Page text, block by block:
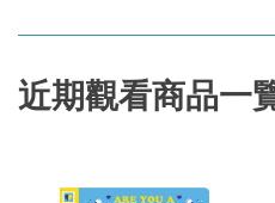
近期觀看商品一